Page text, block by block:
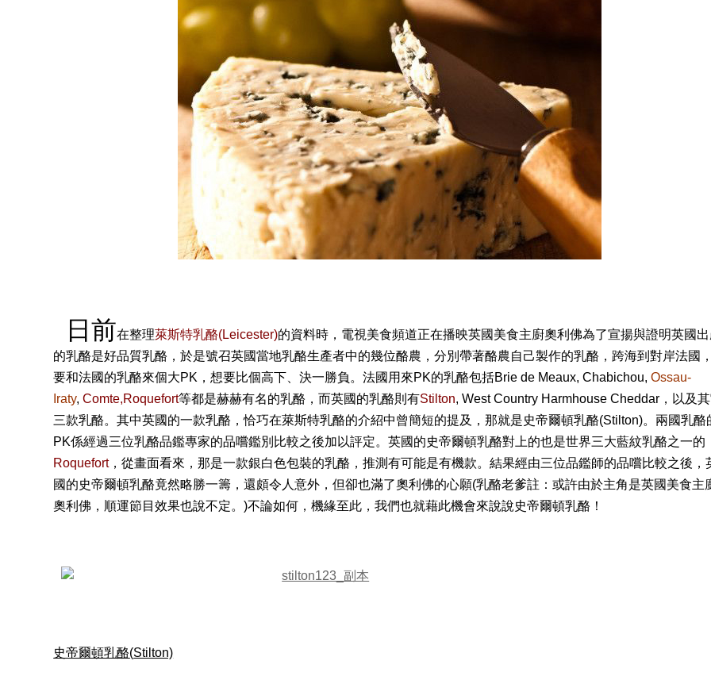
日前在整理萊斯特乳酪(Leicester)的資料時，電視美食頻道正在播映英國美食主廚奧利佛為了宣揚與證明英國出
的乳酪是好品質乳酪，於是號召英國當地乳酪生產者中的幾位酪農，分別帶著酪農自己製作的乳酪，跨海到對岸法國，
要和法國的乳酪來個大PK，想要比個高下、決一勝負。法國用來PK的乳酪包括Brie de Meaux, Chabichou,Ossau-
Iraty,Comte,Roquefort等都是赫赫有名的乳酪，而英國的乳酪則有Stilton, West Country Harmhouse Cheddar，以及
三款乳酪。其中英國的一款乳酪，恰巧在萊斯特乳酪的介紹中曾簡短的提及，那就是史帝爾頓乳酪(Stilton)。兩國乳酪
PK係經過三位乳酪品鑑專家的品嚐鑑別比較之後加以評定。英國的史帝爾頓乳酪對上的也是世界三大藍紋乳酪之一的
Roquefort，從畫面看來，那是一款銀白色包裝的乳酪，推測有可能是有機款。結果經由三位品鑑師的品嚐比較之後，
國的史帝爾頓乳酪竟然略勝一籌，還頗令人意外，但卻也滿了奧利佛的心願(乳酪老爹註：或許由於主角是英國美食主
奧利佛，順運節目效果也說不定。)不論如何，機緣至此，我們也就藉此機會來說說史帝爾頓乳酪！
史帝爾頓乳酪(Stilton)